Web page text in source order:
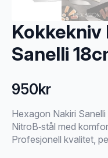
Kokkekniv
Sanelli
950kr
Hexagon Nakiri
NitroB‑stål med
Profesjonell kvalitet,